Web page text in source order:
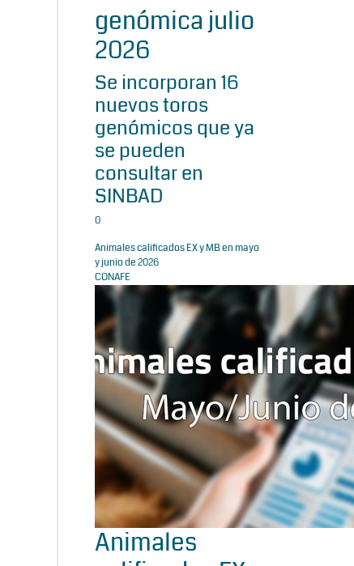
genómica julio
2026
Se incorporan 16
nuevos toros
genómicos que ya
se pueden
consultar en
SINBAD
0
Animales calificados EX y MB en mayo
y junio de 2026
CONAFE
Animales